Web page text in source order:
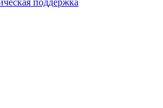
поддержка